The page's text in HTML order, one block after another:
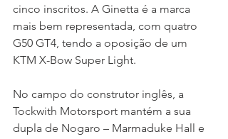
cinco inscritos. A Ginetta é a marca
mais bem representada, com quatro
G50 GT4, tendo a oposição de um
KTM X-Bow Super Light.
No campo do construtor inglês, a
Tockwith Motorsport mantém a sua
dupla de Nogaro – Marmaduke Hall e